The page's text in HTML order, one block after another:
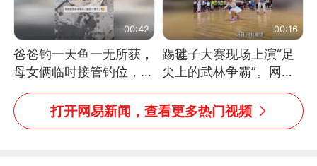
00:42
爸爸钓一天鱼一无所获，
母女俩临时接管钓位，用
玩具鱼竿钓上大鱼
00:16
踢毽子大赛现场上演“足
尖上的武林争霸”。网
友：这哪是踢毽子，分明
是武侠片现场！#睡个好
打开网易新闻，查看更多热门视频